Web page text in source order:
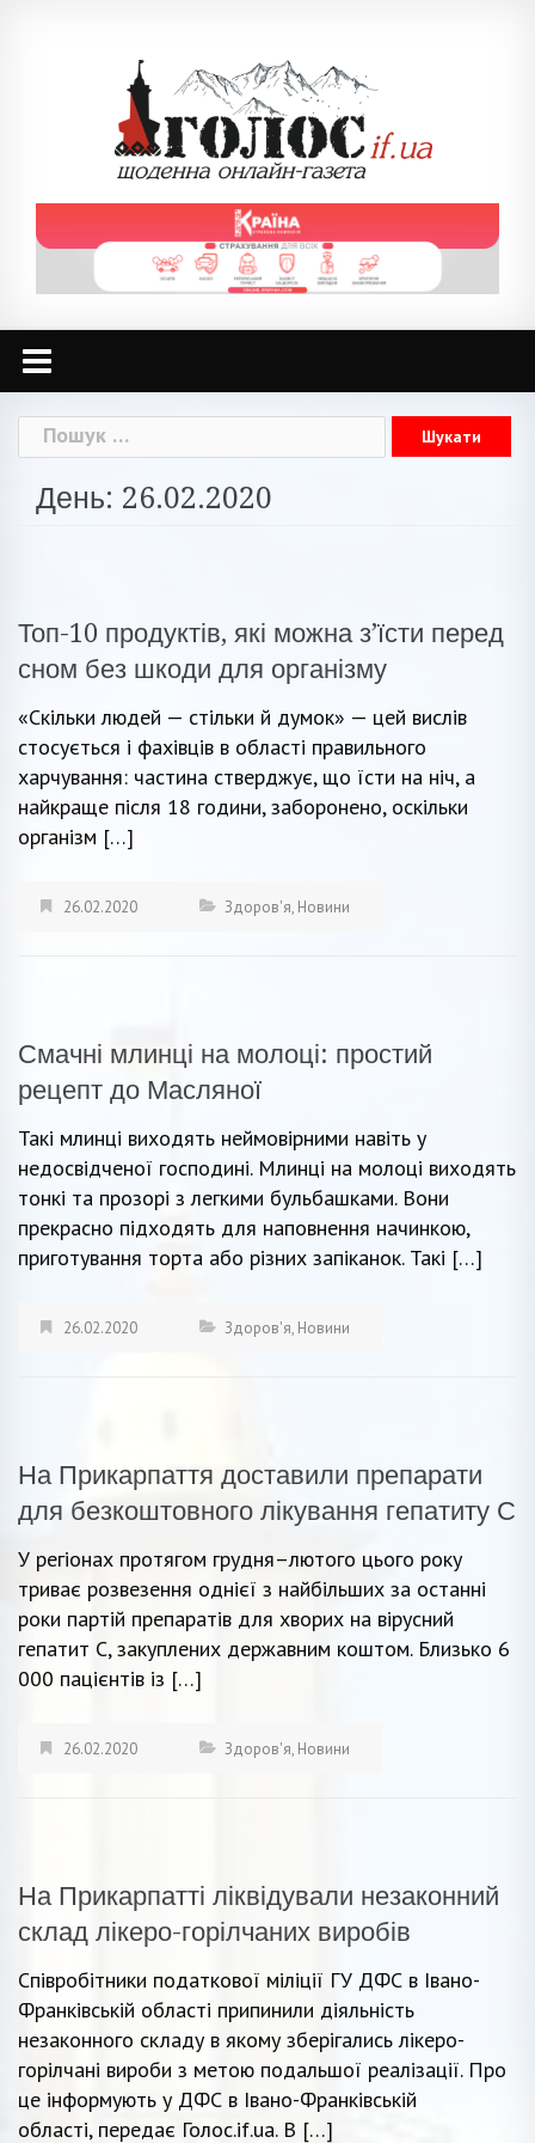
Пошук:
День: 26.02.2020
Топ-10 продуктів, які можна з’їсти перед
сном без шкоди для організму
«Скільки людей — стільки й думок» — цей вислів
стосується і фахівців в області правильного
харчування: частина стверджує, що їсти на ніч, а
найкраще після 18 години, заборонено, оскільки
організм […]
26.02.2020 Здоров'я, Новини
Смачні млинці на молоці: простий
рецепт до Масляної
Такі млинці виходять неймовірними навіть у
недосвідченої господині. Млинці на молоці виходять
тонкі та прозорі з легкими бульбашками. Вони
прекрасно підходять для наповнення начинкою,
приготування торта або різних запіканок. Такі […]
26.02.2020 Здоров'я, Новини
На Прикарпаття доставили препарати
для безкоштовного лікування гепатиту С
У регіонах протягом грудня–лютого цього року
триває розвезення однієї з найбільших за останні
роки партій препаратів для хворих на вірусний
гепатит C, закуплених державним коштом. Близько 6
000 пацієнтів із […]
26.02.2020 Здоров'я, Новини
На Прикарпатті ліквідували незаконний
склад лікеро-горілчаних виробів
Співробітники податкової міліції ГУ ДФС в Івано-
Франківській області припинили діяльність
незаконного складу в якому зберігались лікеро-
горілчані вироби з метою подальшої реалізації. Про
це інформують у ДФС в Івано-Франківській
області, передає Голос.if.ua. В […]